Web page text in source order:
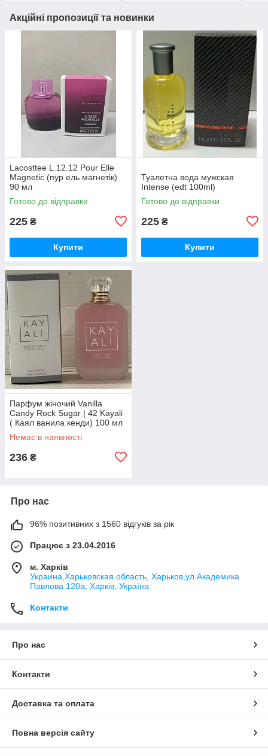
Акційні пропозиції та новинки
Lacosttee L.12.12 Pour Elle
Magnetic (пур ель магнетік)
90 мл
Готово до відправки
225 ₴
Купити
Туалетна вода мужская
Intense (edt 100ml)
Готово до відправки
225 ₴
Купити
Парфум жіночий Vanilla
Candy Rock Sugar | 42 Kayali
( Каял ванила кенди) 100 мл
Немає в наявності
236 ₴
Про нас
96% позитивних з 1560 відгуків за рік
Працює з 23.04.2016
м. Харків
Украина,Харьковская область, Харьков,ул.Академика
Павлова 120а, Харків, Україна
Контакти
Про нас
Контакти
Доставка та оплата
Повна версія сайту